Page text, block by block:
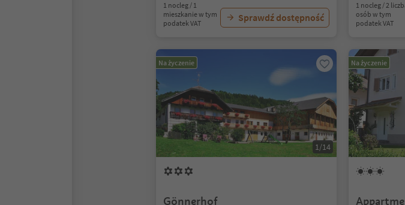
1 nocleg / 1
mieszkanie w tym
podatek VAT
Sprawdź dostępność
1 nocleg / 2
osób w tym
podatek VAT
Na życzenie
1/14
Gönnerhof
Na życzenie